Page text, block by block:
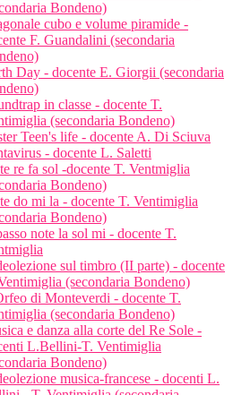
Bondeno)
cubo e volume piramide -
F. Guandalini (secondaria
Day - docente E. Giorgii (secondaria
in classe - docente T.
(secondaria Bondeno)
Teen's life - docente A. Di Sciuva
- docente L. Saletti
re fa sol -docente T. Ventmiglia
Bondeno)
do mi la - docente T. Ventimiglia
Bondeno)
note la sol mi - docente T.
sul timbro (II parte) - docente
(secondaria Bondeno)
di Monteverdi - docente T.
(secondaria Bondeno)
e danza alla corte del Re Sole -
L.Bellini-T. Ventimiglia
Bondeno)
musica-francese - docenti L.